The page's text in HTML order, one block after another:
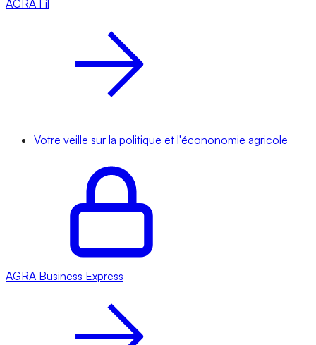
AGRA Fil
Votre veille sur la politique et l'écononomie agricole
AGRA Business Express